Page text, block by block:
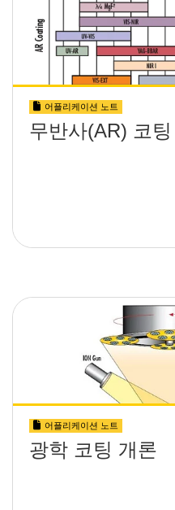
어플리케이션 노트
무반사(AR) 코팅
어플리케이션 노트
광학 코팅 개론